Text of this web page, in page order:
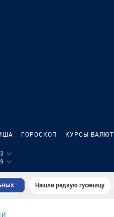
ГОРОСКОП КУРСЫ ВАЛЮТ
Нашли редкую гусеницу